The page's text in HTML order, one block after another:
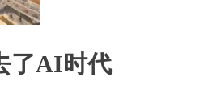
了AI时代